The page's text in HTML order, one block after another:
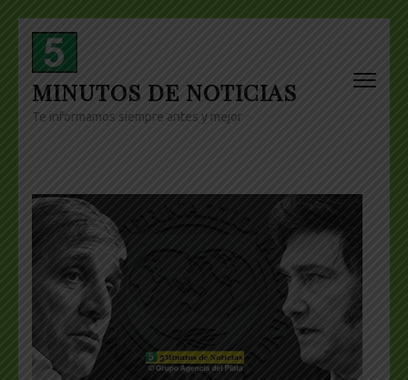
Skip
content
(Press
Enter)
MINUTOS DE NOTICIAS
Te informamos siempre antes y mejor